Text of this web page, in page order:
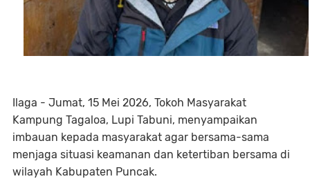
Ilaga - Jumat, 15 Mei 2026, Tokoh Masyarakat
Kampung Tagaloa, Lupi Tabuni, menyampaikan
imbauan kepada masyarakat agar bersama-sama
menjaga situasi keamanan dan ketertiban bersama di
wilayah Kabupaten Puncak.